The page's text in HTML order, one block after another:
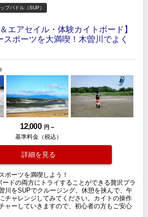
プパドル（SUP）
エアセイル・体験カイトボード】
スポーツを大満喫！木曽川でよく
12,000 円 ～
基準料金（税込）
詳細を見る
ポーツを満喫しよう！
ドの両方にトライすることができる贅沢プラ
川をSUPでクルージング。休憩を挟んで、午
チャレンジしてみてください。カイトの操作
ャーしていきますので、初心者の方もご安心